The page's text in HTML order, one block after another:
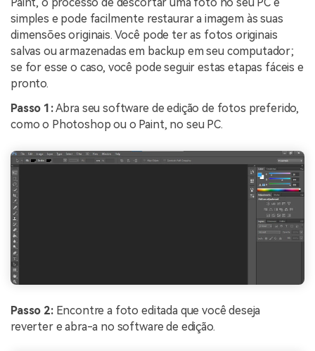
simples e pode facilmente restaurar a imagem às suas
dimensões originais. Você pode ter as fotos originais
salvas ou armazenadas em backup em seu computador;
se for esse o caso, você pode seguir estas etapas fáceis e
pronto.
Passo 1:Abra seu software de edição de fotos preferido,
como o Photoshop ou o Paint, no seu PC.
Passo 2:Encontre a foto editada que você deseja
reverter e abra-a no software de edição.